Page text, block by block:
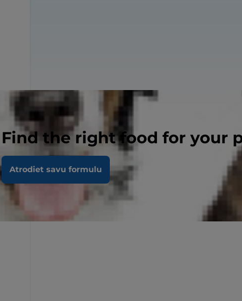
Find the right food for your
Atrodiet savu formulu